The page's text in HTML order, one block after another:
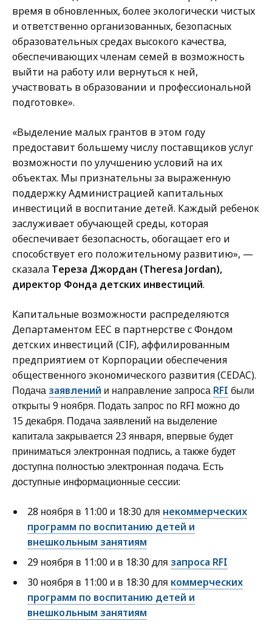
время в обновленных, более экологически чистых
и ответственно организованных, безопасных
образовательных средах высокого качества,
обеспечивающих членам семей в возможность
выйти на работу или вернуться к ней,
участвовать в образовании и профессиональной
подготовке».
«Выделение малых грантов в этом году
предоставит большему числу поставщиков услуг
возможности по улучшению условий на их
объектах. Мы признательны за выраженную
поддержку Администрацией капитальных
инвестиций в воспитание детей. Каждый ребенок
заслуживает обучающей среды, которая
обеспечивает безопасность, обогащает его и
способствует его положительному развитию», —
сказала Тереза Джордан (Theresa Jordan),
директор Фонда детских инвестиций.
Капитальные возможности распределяются
Департаментом EEC в партнерстве с Фондом
детских инвестиций (CIF), аффилированным
предприятием от Корпорации обеспечения
общественного экономического развития (CEDAC).
Подача заявлений и направление запроса RFI были
открыты 9 ноября. Подать запрос по RFI можно до
15 декабря. Подача заявлений на выделение
капитала закрывается 23 января, впервые будет
приниматься электронная подпись, а также будет
доступна полностью электронная подача. Есть
доступные информационные сессии:
28 ноября в 11:00 и 18:30 для некоммерческих
программ по воспитанию детей и
внешкольным занятиям
29 ноября в 11:00 и в 18:30 для запроса RFI
30 ноября в 11:00 и в 18:30 для коммерческих
программ по воспитанию детей и
внешкольным занятиям